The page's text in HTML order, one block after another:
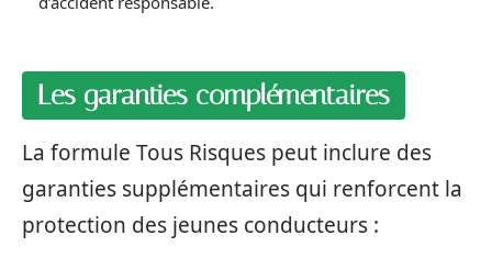
Les garanties complémentaires
La formule Tous Risques peut inclure des
garanties supplémentaires qui renforcent la
protection des jeunes conducteurs :